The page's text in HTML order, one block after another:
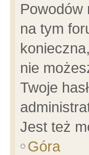
Powodów
na tym
nie
Twoje
Jest też
Góra